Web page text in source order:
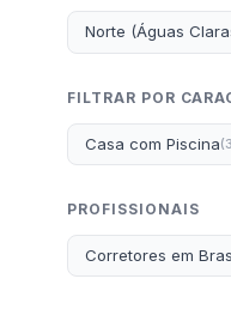
Norte (Águas
FILTRAR POR
Casa com Piscina
PROFISSIONAIS
Corretores em